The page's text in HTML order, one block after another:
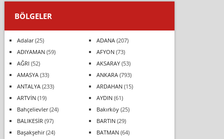
BÖLGELER
Adalar(25) ADANA(207)
ADIYAMAN(59) AFYON(73)
AĞRI (52) AKSARAY(53)
AMASYA(33) ANKARA(793)
ANTALYA(233) ARDAHAN(15)
ARTVİN(19) AYDIN(61)
Bahçelievler(24) Bakırköy(25)
BALIKESİR (97) BARTIN(29)
Başakşehir(24) BATMAN(64)